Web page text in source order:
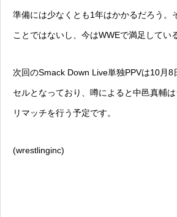
準備には少なくとも1年はかかるだろう。
ことではないし、今はWWEで満足してい
次回のSmack Down Live単独PPVは10月8
セルとなっており、噂によると中邑真輔
リマッチを行う予定です。
(wrestlinginc)